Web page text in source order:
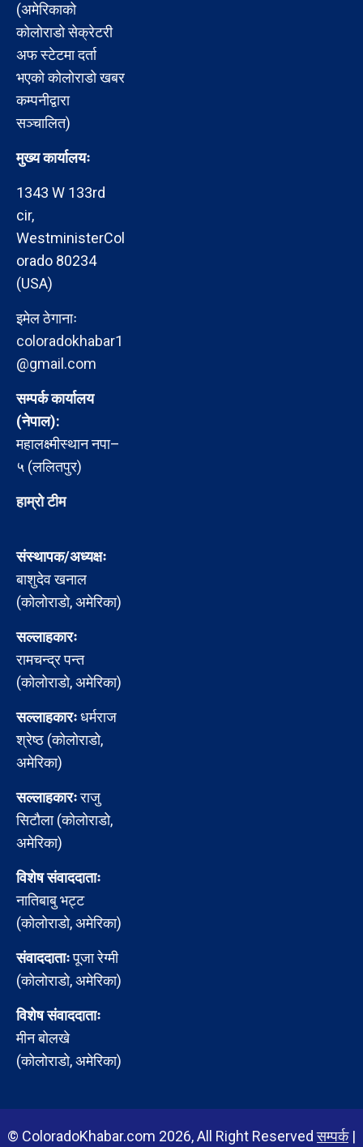
(अमेरिकाको
कोलोराडो सेक्रेटरी
अफ स्टेटमा दर्ता
भएको कोलोराडो खबर
कम्पनीद्वारा
सञ्चालित)
मुख्य कार्यालयः
1343 W 133rd
cir,
WestministerCol
orado 80234
(USA)
इमेल ठेगानाः
coloradokhabar1
@gmail.com
सम्पर्क कार्यालय
(नेपाल):
महालक्ष्मीस्थान नपा–
५ (ललितपुर)
हाम्रो टीम
संस्थापक/अध्यक्षः
बाशुदेव खनाल
(कोलोराडो, अमेरिका)
सल्लाहकारः
रामचन्द्र पन्त
(कोलोराडो, अमेरिका)
सल्लाहकारःधर्मराज
श्रेष्ठ (कोलोराडो,
अमेरिका)
सल्लाहकारःराजु
सिटौला (कोलोराडो,
अमेरिका)
विशेष संवाददाताः
नातिबाबु भट्ट
(कोलोराडो, अमेरिका)
संवाददाताःपूजा रेग्मी
(कोलोराडो, अमेरिका)
विशेष संवाददाताः
मीन बोलखे
(कोलोराडो, अमेरिका)
© ColoradoKhabar.com 2026, All Right Reservedसम्पर्क|